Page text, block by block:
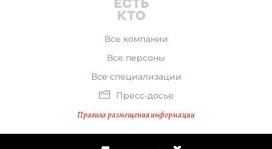
Все компании
Все персоны
Все специализации
Пресс-досье
Правила размещения информации